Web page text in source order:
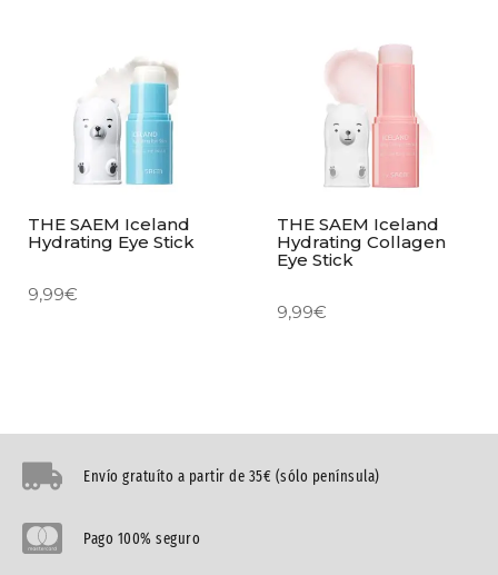
THE SAEM Iceland
Hydrating Eye Stick
9,99€
THE SAEM Iceland
Hydrating Collagen
Eye Stick
9,99€
Envío gratuíto a partir de 35€ (sólo península)
Pago 100% seguro